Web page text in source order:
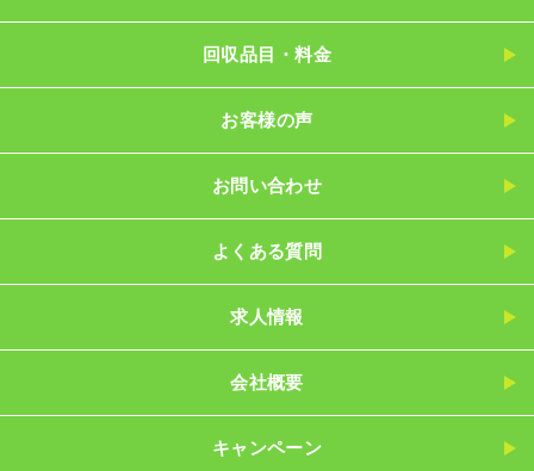
回収品目・料金
お客様の声
お問い合わせ
よくある質問
求人情報
会社概要
キャンペーン